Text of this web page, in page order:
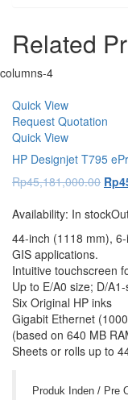
Related
columns-4
Quick View
Request Quotation
Quick View
HP Designjet T795
Rp45,181,000.00
was:
Rp
Availability: In stock
44-inch (1118 mm),
GIS applications.
Intuitive touchscreen
Up to E/A0 size; D/
Six Original HP inks
Gigabit Ethernet
(based on 640 MB
Sheets or rolls up to
Produk Inden / Pre